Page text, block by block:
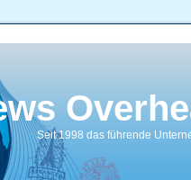
Seit 1998 das führende